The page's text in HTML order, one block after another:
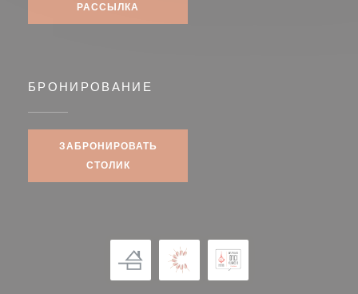
РАССЫЛКА
БРОНИРОВАНИЕ
ЗАБРОНИРОВАТЬ
СТОЛИК